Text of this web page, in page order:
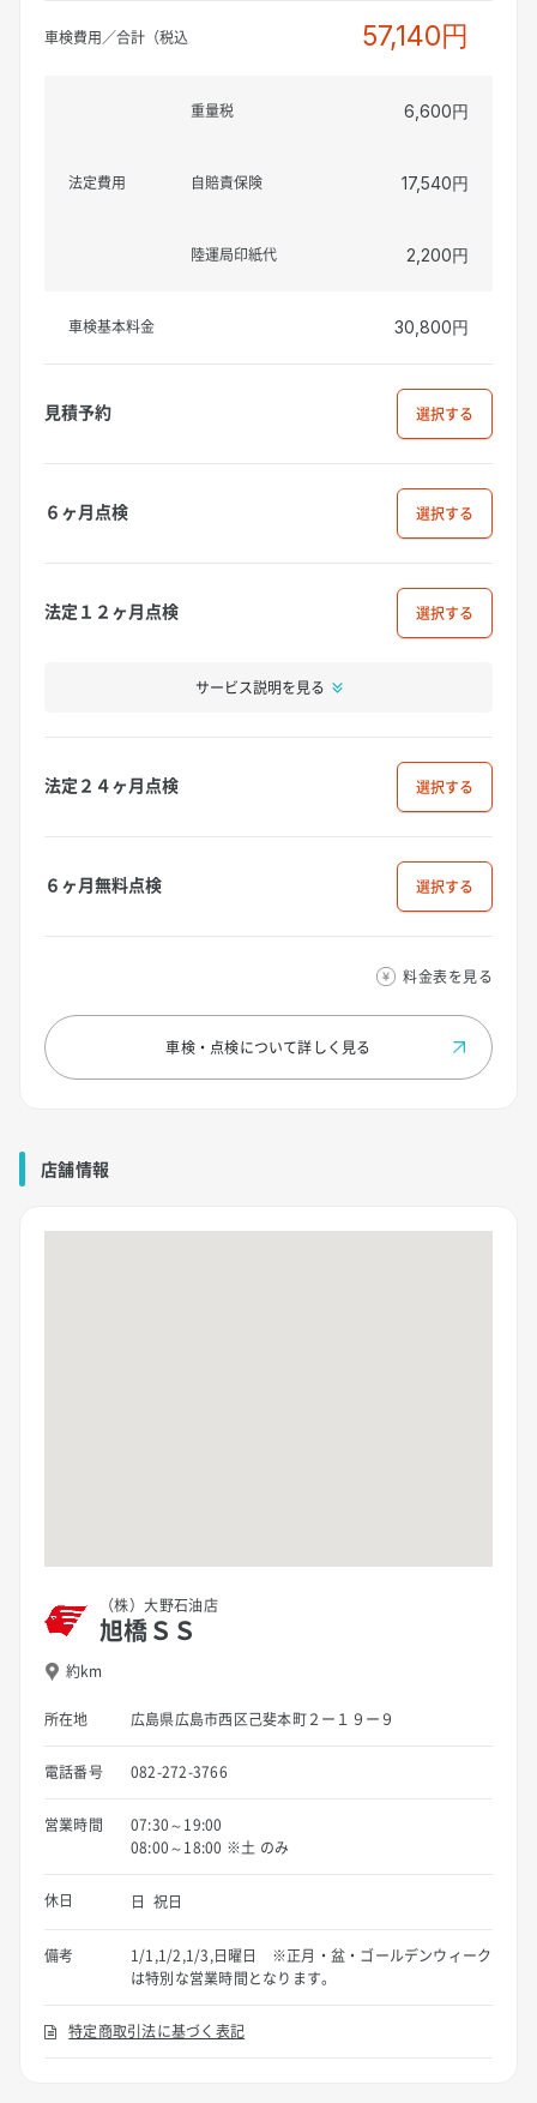
車検費用／合計（税込 57,140円
法定費用
重量税 6,600円
自賠責保険 17,540円
陸運局印紙代 2,200円
車検基本料金 30,800円
見積予約 選択
６ヶ月点検 選択
法定１２ヶ月点検 選択
サービス説明を見る
法定２４ヶ月点検 選択
６ヶ月無料点検 選択
料金表を見る
車検・点検について詳しく見る
店舗情報
（株）大野石油店
旭橋ＳＳ
約km
所在地 広島県広島市西区己斐本町２ー１９ー９
電話番号 082-272-3766
営業時間
07:30～19:00
08:00～18:00 ※土 のみ
休日 日 祝日
備考
1/1,1/2,1/3,日曜日 ※正月・盆・ゴールデンウィーク
は特別な営業時間となります。
特定商取引法に基づく表記